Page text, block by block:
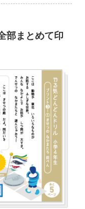
部まとめて印